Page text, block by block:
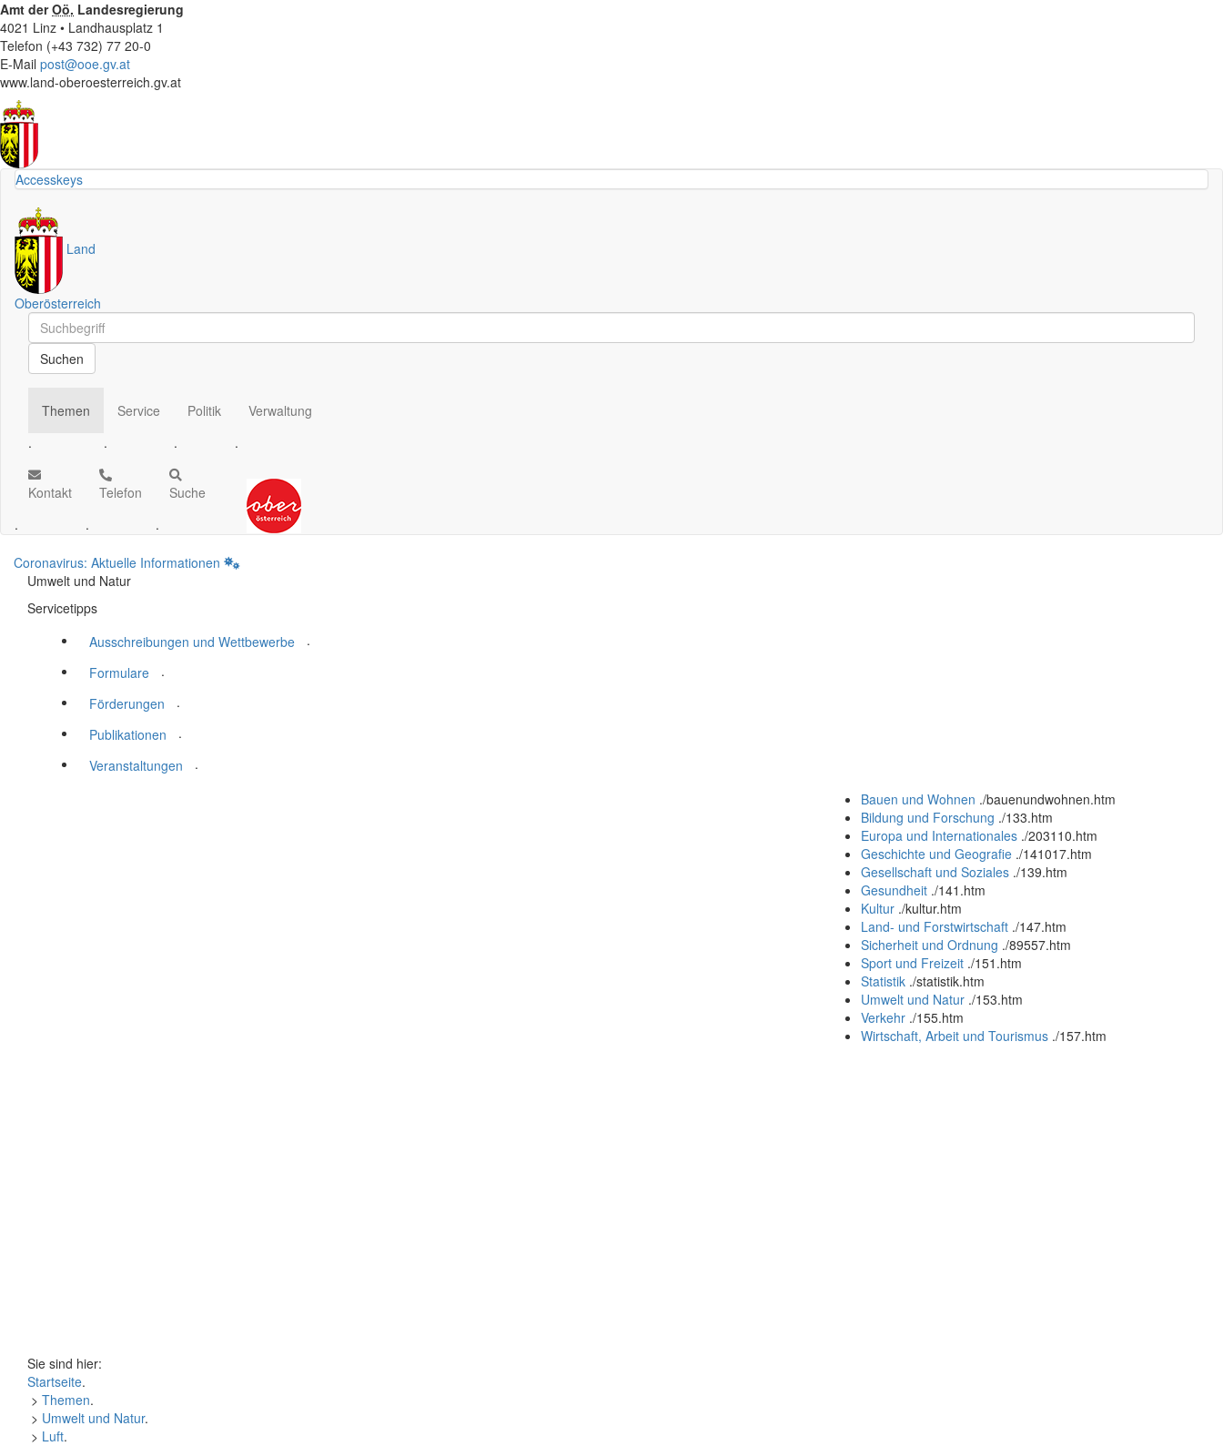
Amt derOö. Landesregierung
4021 Linz • Landhausplatz 1
Telefon (+43 732) 77 20-0
E-Mail post@ooe.gv.at
www.land-oberoesterreich.gv.at
Accesskeys
Land
Oberösterreich
Schnellsuche
Schnellsuche
Suchen
Themen
.
Service
.
Politik
.
Verwaltung
.
Kontakt
.
Telefon
.
Suche
.
Coronavirus: Aktuelle Informationen
Umwelt und Natur
Servicetipps
Ausschreibungen und Wettbewerbe
.
Formulare
.
Förderungen
.
Publikationen
.
Veranstaltungen
.
Bauen und Wohnen ./bauenundwohnen.htm
Bildung und Forschung ./133.htm
Europa und Internationales ./203110.htm
Geschichte und Geografie ./141017.htm
Gesellschaft und Soziales ./139.htm
Gesundheit ./141.htm
Kultur ./kultur.htm
Land- und Forstwirtschaft ./147.htm
Sicherheit und Ordnung ./89557.htm
Sport und Freizeit ./151.htm
Statistik ./statistik.htm
Umwelt und Natur ./153.htm
Verkehr ./155.htm
Wirtschaft, Arbeit und Tourismus ./157.htm
Sie sind hier:
Startseite.
> Themen.
> Umwelt und Natur.
> Luft.